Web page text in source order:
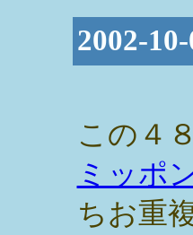
2002-
この４
ミッポ
ちお重